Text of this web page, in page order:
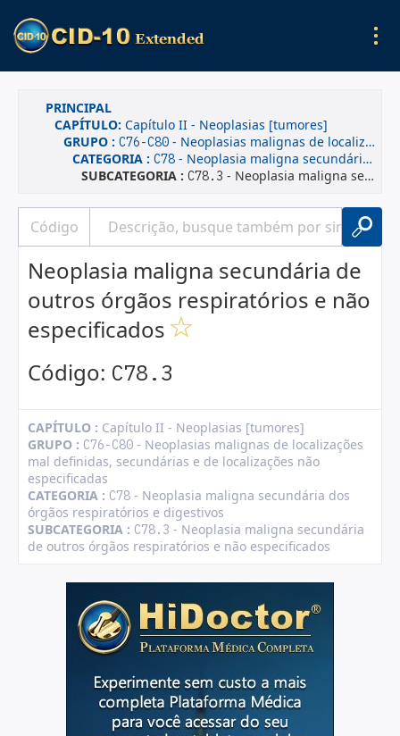
PRINCIPAL
CAPÍTULO: Capítulo II - Neoplasias [tumores]
GRUPO : C76-C80 - Neoplasias malignas de localizações mal definidas, secundárias e de localizações não especificadas
CATEGORIA : C78 - Neoplasia maligna secundária dos órgãos respiratórios e digestivos
SUBCATEGORIA : C78.3 - Neoplasia maligna secundária de outros órgãos respiratórios e não especificados
Neoplasia maligna secundária de
outros órgãos respiratórios e não
especificados
Código: C78.3
CAPÍTULO : Capítulo II - Neoplasias [tumores]
GRUPO : C76-C80 - Neoplasias malignas de localizações
mal definidas, secundárias e de localizações não
especificadas
CATEGORIA : C78 - Neoplasia maligna secundária dos
órgãos respiratórios e digestivos
SUBCATEGORIA : C78.3 - Neoplasia maligna secundária
de outros órgãos respiratórios e não especificados